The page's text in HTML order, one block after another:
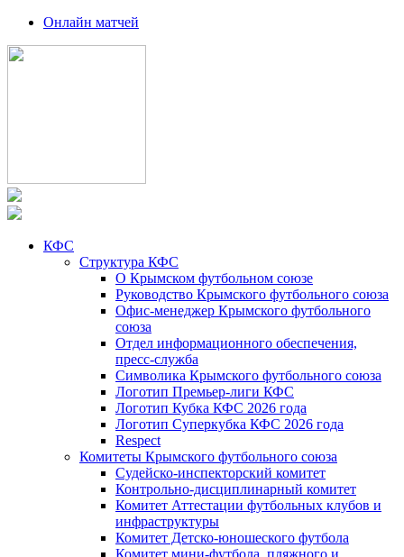
Онлайн матчей
КФС
Структура КФС
О Крымском футбольном союзе
Руководство Крымского футбольного союза
Офис-менеджер Крымского футбольного
союза
Отдел информационного обеспечения,
пресс-служба
Символика Крымского футбольного союза
Логотип Премьер-лиги КФС
Логотип Кубка КФС 2026 года
Логотип Суперкубка КФС 2026 года
Respect
Комитеты Крымского футбольного союза
Судейско-инспекторский комитет
Контрольно-дисциплинарный комитет
Комитет Аттестации футбольных клубов и
инфраструктуры
Комитет Детско-юношеского футбола
Комитет мини-футбола, пляжного и